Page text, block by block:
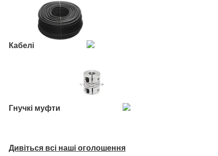
Кабелі
Гнучкі муфти
Дивіться всі наші оголошення